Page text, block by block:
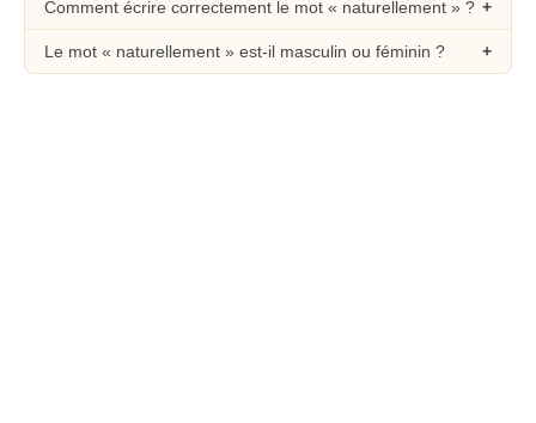
Comment écrire correctement le mot « naturellement » ?
Le mot « naturellement » est-il masculin ou féminin ?